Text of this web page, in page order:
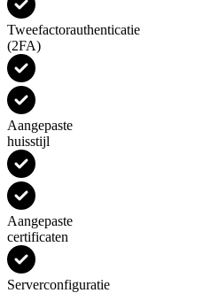
Tweefactorauthenticatie
(2FA)
Aangepaste
huisstijl
Aangepaste
certificaten
Serverconfiguratie